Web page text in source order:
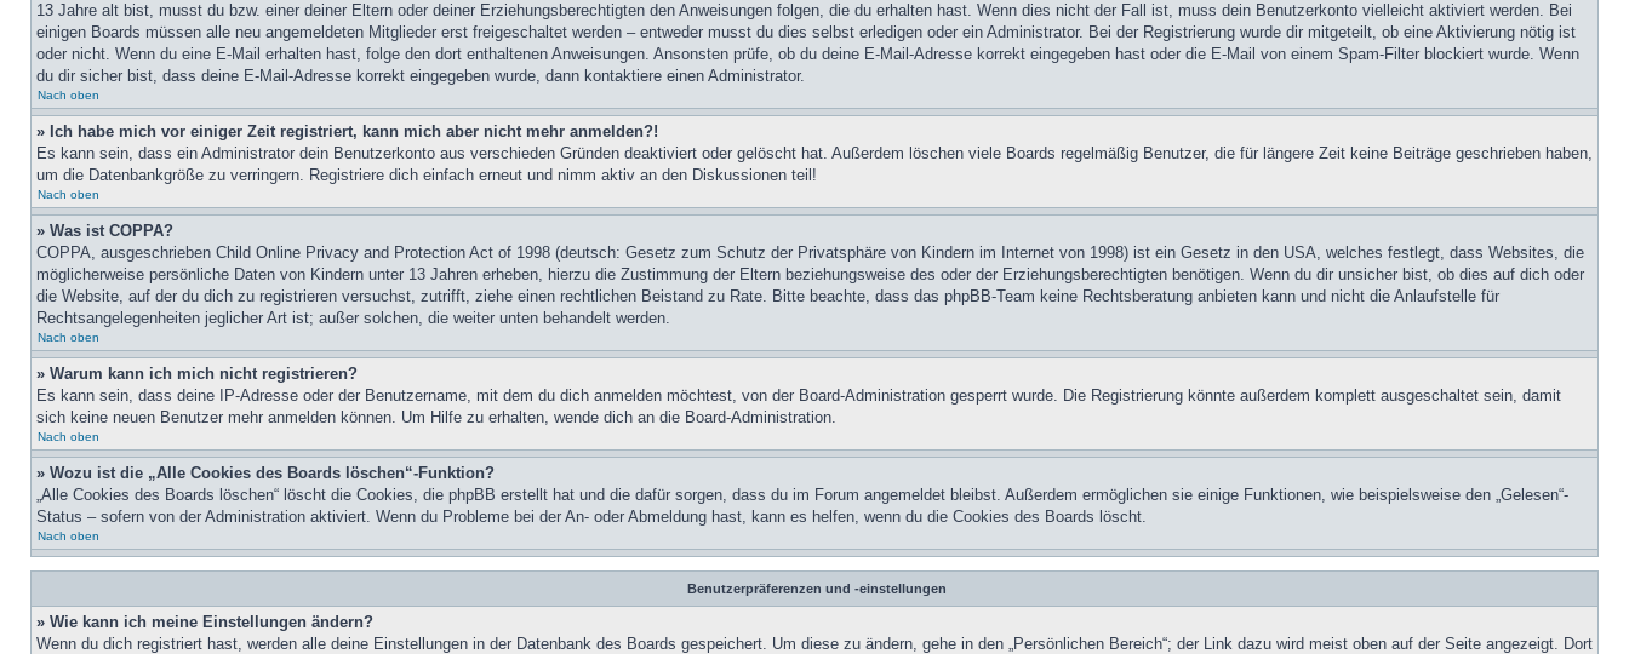
13 Jahre alt bist, musst du bzw. einer deiner Eltern oder deiner Erziehungsberechtigten den Anweisungen folgen, die du erhalten hast. Wenn dies nicht der Fall ist, muss dein Benutzerkonto vielleicht aktiviert werden. Bei
einigen Boards müssen alle neu angemeldeten Mitglieder erst freigeschaltet werden – entweder musst du dies selbst erledigen oder ein Administrator. Bei der Registrierung wurde dir mitgeteilt, ob eine Aktivierung nötig ist
oder nicht. Wenn du eine E-Mail erhalten hast, folge den dort enthaltenen Anweisungen. Ansonsten prüfe, ob du deine E-Mail-Adresse korrekt eingegeben hast oder die E-Mail von einem Spam-Filter blockiert wurde. Wenn
du dir sicher bist, dass deine E-Mail-Adresse korrekt eingegeben wurde, dann kontaktiere einen Administrator.
Nach oben
» Ich habe mich vor einiger Zeit registriert, kann mich aber nicht mehr anmelden?!
Es kann sein, dass ein Administrator dein Benutzerkonto aus verschieden Gründen deaktiviert oder gelöscht hat. Außerdem löschen viele Boards regelmäßig Benutzer, die für längere Zeit keine Beiträge geschrieben haben,
um die Datenbankgröße zu verringern. Registriere dich einfach erneut und nimm aktiv an den Diskussionen teil!
Nach oben
» Was ist COPPA?
COPPA, ausgeschrieben Child Online Privacy and Protection Act of 1998 (deutsch: Gesetz zum Schutz der Privatsphäre von Kindern im Internet von 1998) ist ein Gesetz in den USA, welches festlegt, dass Websites, die
möglicherweise persönliche Daten von Kindern unter 13 Jahren erheben, hierzu die Zustimmung der Eltern beziehungsweise des oder der Erziehungsberechtigten benötigen. Wenn du dir unsicher bist, ob dies auf dich oder
die Website, auf der du dich zu registrieren versuchst, zutrifft, ziehe einen rechtlichen Beistand zu Rate. Bitte beachte, dass das phpBB-Team keine Rechtsberatung anbieten kann und nicht die Anlaufstelle für
Rechtsangelegenheiten jeglicher Art ist; außer solchen, die weiter unten behandelt werden.
Nach oben
» Warum kann ich mich nicht registrieren?
Es kann sein, dass deine IP-Adresse oder der Benutzername, mit dem du dich anmelden möchtest, von der Board-Administration gesperrt wurde. Die Registrierung könnte außerdem komplett ausgeschaltet sein, damit
sich keine neuen Benutzer mehr anmelden können. Um Hilfe zu erhalten, wende dich an die Board-Administration.
Nach oben
» Wozu ist die „Alle Cookies des Boards löschen“-Funktion?
„Alle Cookies des Boards löschen“ löscht die Cookies, die phpBB erstellt hat und die dafür sorgen, dass du im Forum angemeldet bleibst. Außerdem ermöglichen sie einige Funktionen, wie beispielsweise den „Gelesen“-
Status – sofern von der Administration aktiviert. Wenn du Probleme bei der An- oder Abmeldung hast, kann es helfen, wenn du die Cookies des Boards löscht.
Nach oben
Benutzerpräferenzen und -einstellungen
» Wie kann ich meine Einstellungen ändern?
Wenn du dich registriert hast, werden alle deine Einstellungen in der Datenbank des Boards gespeichert. Um diese zu ändern, gehe in den „Persönlichen Bereich“; der Link dazu wird meist oben auf der Seite angezeigt. Dort